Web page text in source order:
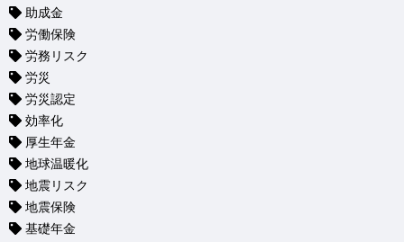
助成金
労働保険
労務リスク
労災
労災認定
効率化
厚生年金
地球温暖化
地震リスク
地震保険
基礎年金